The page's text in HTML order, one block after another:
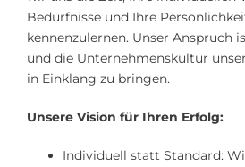
Bedürfnisse und Ihre
kennenzulernen. Unser Anspruch
und die Unternehmenskultur
in Einklang zu bringen.
Unsere Vision für Ihren Erfolg:
Individuell statt Standard: